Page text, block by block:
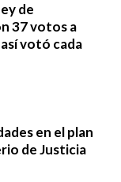
de
37 votos a
votó cada
en el plan
de Justicia